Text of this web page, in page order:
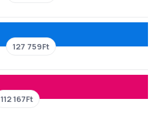
127 759Ft
112 167Ft